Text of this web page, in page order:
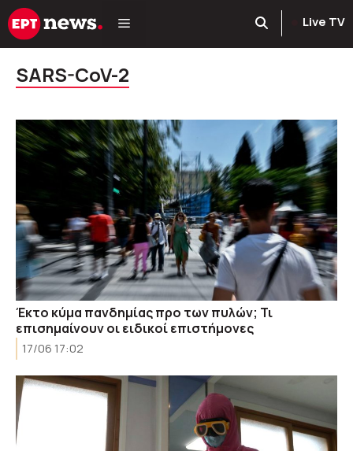
Μετάβαση
σε
Live TV
SARS-CoV-2
Έκτο κύμα πανδημίας προ των πυλών; Τι
επισημαίνουν οι ειδικοί επιστήμονες
17/06 17:02